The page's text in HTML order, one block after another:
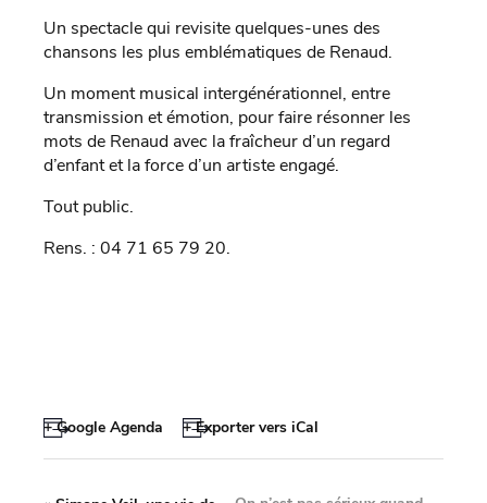
Un spectacle qui revisite quelques-unes des
chansons les plus emblématiques de Renaud.
Un moment musical intergénérationnel, entre
transmission et émotion, pour faire résonner les
mots de Renaud avec la fraîcheur d’un regard
d’enfant et la force d’un artiste engagé.
Tout public.
Rens. : 04 71 65 79 20.
+ Google Agenda + Exporter vers iCal